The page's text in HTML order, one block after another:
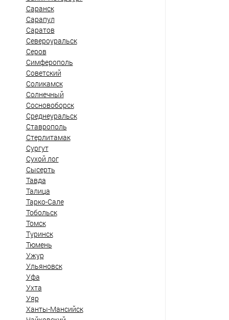
Саранск
Сарапул
Саратов
Североуральск
Серов
Симферополь
Советский
Соликамск
Солнечный
Сосновоборск
Среднеуральск
Ставрополь
Стерлитамак
Сургут
Сухой лог
Сысерть
Тавда
Талица
Тарко-Сале
Тобольск
Томск
Туринск
Тюмень
Ужур
Ульяновск
Уфа
Ухта
Уяр
Ханты-Мансийск